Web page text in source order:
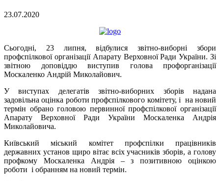
23.07.2020
Сьогодні, 23 липня, відбулися звітно-виборні збори
профспілкової організації Апарату Верховної Ради України. Зі
звітною доповіддю виступив голова профорганізації
Москаленко Андрій Миколайович.
У виступах делегатів звітно-виборних зборів надана
задовільна оцінка роботи профспілкового комітету, і на новий
термін обрано головою первинної профспілкової організації
Апарату Верховної Ради України Москаленка Андрія
Миколайовича.
Київський міський комітет профспілки працівників
державних установ щиро вітає всіх учасників зборів, а голову
профкому Москаленка Андрія – з позитивною оцінкою
роботи і обранням на новий термін.